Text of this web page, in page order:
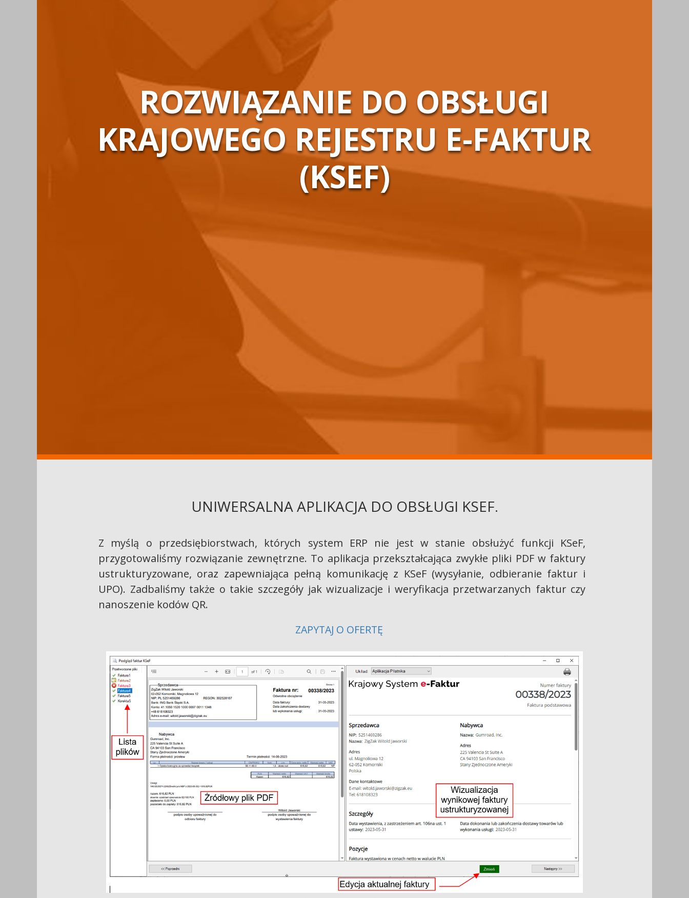
ROZWIĄZANIE DO OBSŁUGI
KRAJOWEGO REJESTRU E-FAKTUR
(KSEF)
UNIWERSALNA APLIKACJA DO OBSŁUGI KSEF.
Z myślą o przedsiębiorstwach, których system ERP nie jest w stanie obsłużyć funkcji KSeF,
przygotowaliśmy rozwiązanie zewnętrzne. To aplikacja przekształcająca zwykłe pliki PDF w faktury
ustrukturyzowane, oraz zapewniająca pełną komunikację z KSeF (wysyłanie, odbieranie faktur i
UPO). Zadbaliśmy także o takie szczegóły jak wizualizacje i weryfikacja przetwarzanych faktur czy
nanoszenie kodów QR.
ZAPYTAJ O OFERTĘ